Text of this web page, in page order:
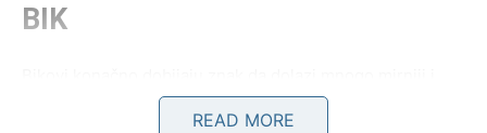
BIK
READ MORE